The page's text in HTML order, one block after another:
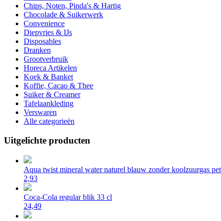
Chips, Noten, Pinda's & Hartig
Chocolade & Suikerwerk
Convenience
Diepvries & IJs
Disposables
Dranken
Grootverbruik
Horeca Artikelen
Koek & Banket
Koffie, Cacao & Thee
Suiker & Creamer
Tafelaankleding
Verswaren
Alle categorieën
Uitgelichte producten
Aqua twist mineral water naturel blauw zonder koolzuurgas
2,93
Coca-Cola regular blik 33 cl
24,49